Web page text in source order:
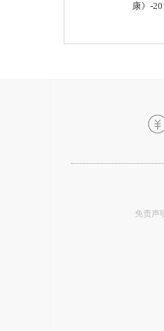
《智慧健康》-
免责声